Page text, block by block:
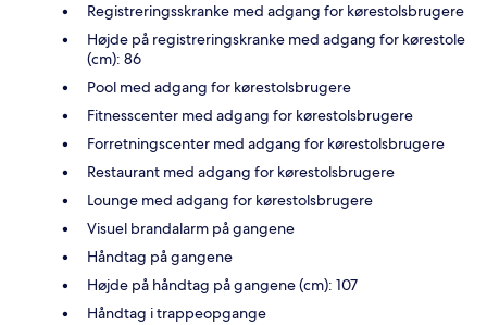
Registreringsskranke med adgang for kørestolsbrugere
Højde på registreringskranke med adgang for kørestole
(cm): 86
Pool med adgang for kørestolsbrugere
Fitnesscenter med adgang for kørestolsbrugere
Forretningscenter med adgang for kørestolsbrugere
Restaurant med adgang for kørestolsbrugere
Lounge med adgang for kørestolsbrugere
Visuel brandalarm på gangene
Håndtag på gangene
Højde på håndtag på gangene (cm): 107
Håndtag i trappeopgange